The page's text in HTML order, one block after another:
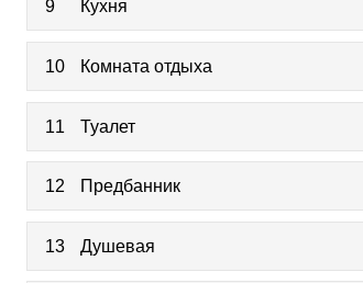
9 Кухня
10 Комната отдыха
11 Туалет
12 Предбанник
13 Душевая